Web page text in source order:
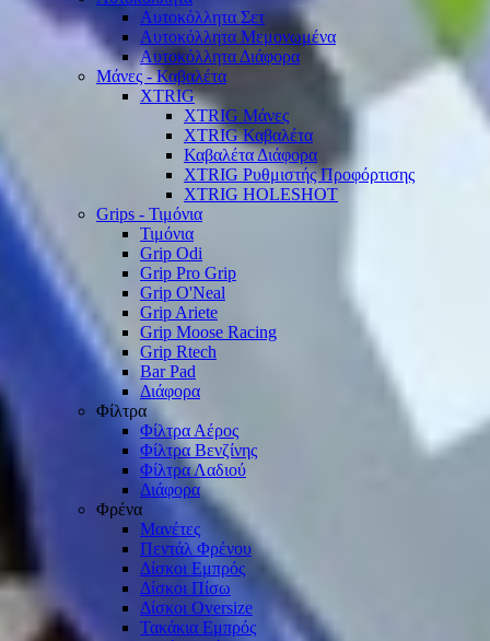
Αυτοκόλλητα Σετ
Αυτοκόλλητα Μεμονωμένα
Αυτοκόλλητα Διάφορα
Μάνες - Καβαλέτα
XTRIG
XTRIG Μάνες
XTRIG Καβαλέτα
Καβαλέτα Διάφορα
XTRIG Ρυθμιστής Προφόρτισης
XTRIG HOLESHOT
Grips - Τιμόνια
Τιμόνια
Grip Odi
Grip Pro Grip
Grip O'Neal
Grip Ariete
Grip Moose Racing
Grip Rtech
Bar Pad
Διάφορα
Φίλτρα
Φίλτρα Αέρος
Φίλτρα Βενζίνης
Φίλτρα Λαδιού
Διάφορα
Φρένα
Μανέτες
Πεντάλ Φρένου
Δίσκοι Εμπρός
Δίσκοι Πίσω
Δίσκοι Oversize
Τακάκια Εμπρός